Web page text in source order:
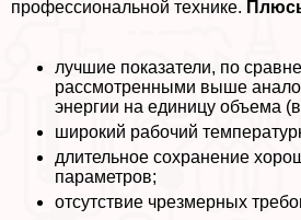
профессиональной технике.
лучшие показатели, по
рассмотренными выше
энергии на единицу объема
широкий рабочий
длительное сохранение
параметров;
отсутствие чрезмерных